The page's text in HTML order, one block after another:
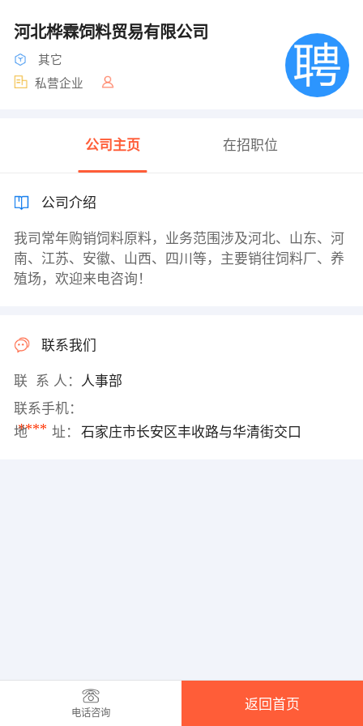
河北桦霖饲料贸易有限公司
其它
私营企业
公司主页 在招职位
公司介绍
我司常年购销饲料原料，业务范围涉及河北、山东、河
南、江苏、安徽、山西、四川等，主要销往饲料厂、养
殖场，欢迎来电咨询！
联系我们
联 系 人： 人事部
联系手机：
****
地 址： 石家庄市长安区丰收路与华清街交口
电话咨询
返回首页